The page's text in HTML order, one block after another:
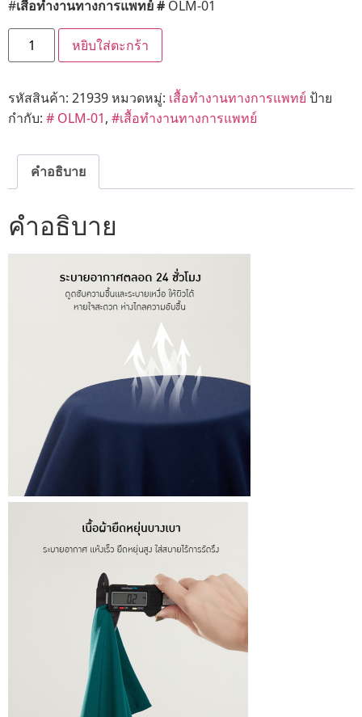
#เสื้อทำงานทางการแพทย์ # OLM-01
หยิบใส่ตะกร้า
รหัสสินค้า: 21939หมวดหมู่: เสื้อทำงานทางการแพทย์ ป้าย
กำกับ: # OLM-01, #เสื้อทำงานทางการแพทย์
คำอธิบาย
คำอธิบาย